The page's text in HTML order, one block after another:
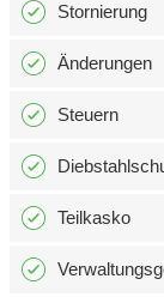
Stornierung
Änderungen
Steuern
Teilkasko